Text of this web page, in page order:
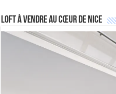
Loft à vendre au cœur de Nice